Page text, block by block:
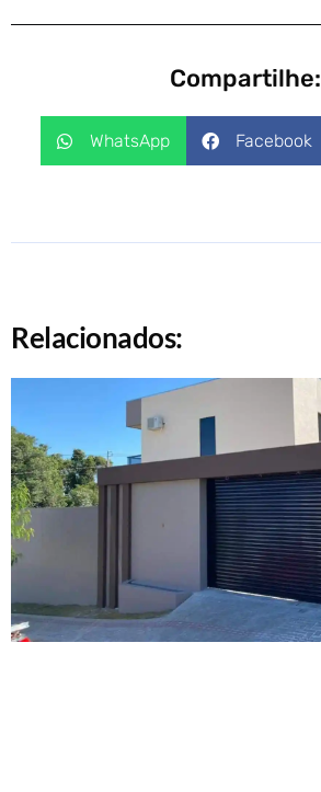
Compartilhe:
WhatsApp Facebook
Relacionados: